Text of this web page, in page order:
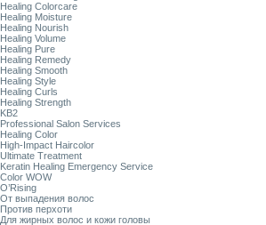
Healing Colorcare
Healing Moisture
Healing Nourish
Healing Volume
Healing Pure
Healing Remedy
Healing Smooth
Healing Style
Healing Curls
Healing Strength
KB2
Professional Salon Services
Healing Color
High-Impact Haircolor
Ultimate Treatment
Keratin Healing Emergency Service
Color WOW
O’Rising
От выпадения волос
Против перхоти
Для жирных волос и кожи головы